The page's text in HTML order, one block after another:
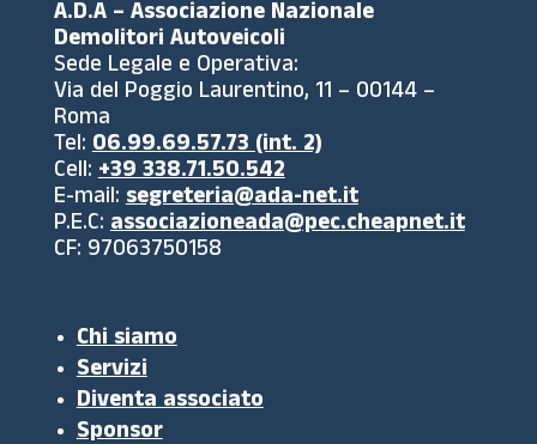
A.D.A – Associazione Nazionale
Demolitori Autoveicoli
Sede Legale e Operativa:
Via del Poggio Laurentino, 11 – 00144 –
Roma
Tel:06.99.69.57.73 (int. 2)
Cell:+39 338.71.50.542
E-mail:segreteria@ada-net.it
P.E.C:associazioneada@pec.cheapnet.it
CF: 97063750158
Chi siamo
Servizi
Diventa associato
Sponsor